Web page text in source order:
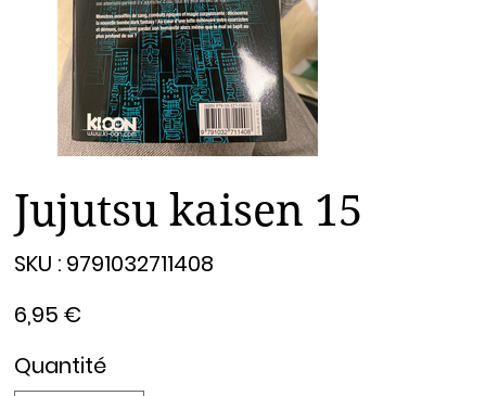
Jujutsu kaisen 15
SKU : 9791032711408
9791032711408
6,95 €
Quantité